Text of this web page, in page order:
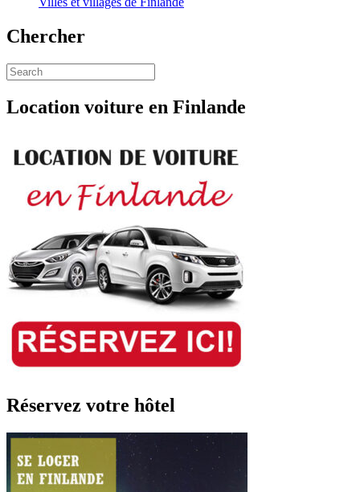
Chercher
Location voiture en Finlande
Réservez votre hôtel